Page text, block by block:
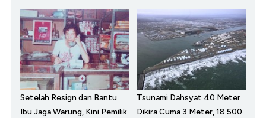
Setelah Resign dan Bantu
Ibu Jaga Warung, Kini Pemilik
Tsunami Dahsyat 40 Meter
Dikira Cuma 3 Meter, 18.500